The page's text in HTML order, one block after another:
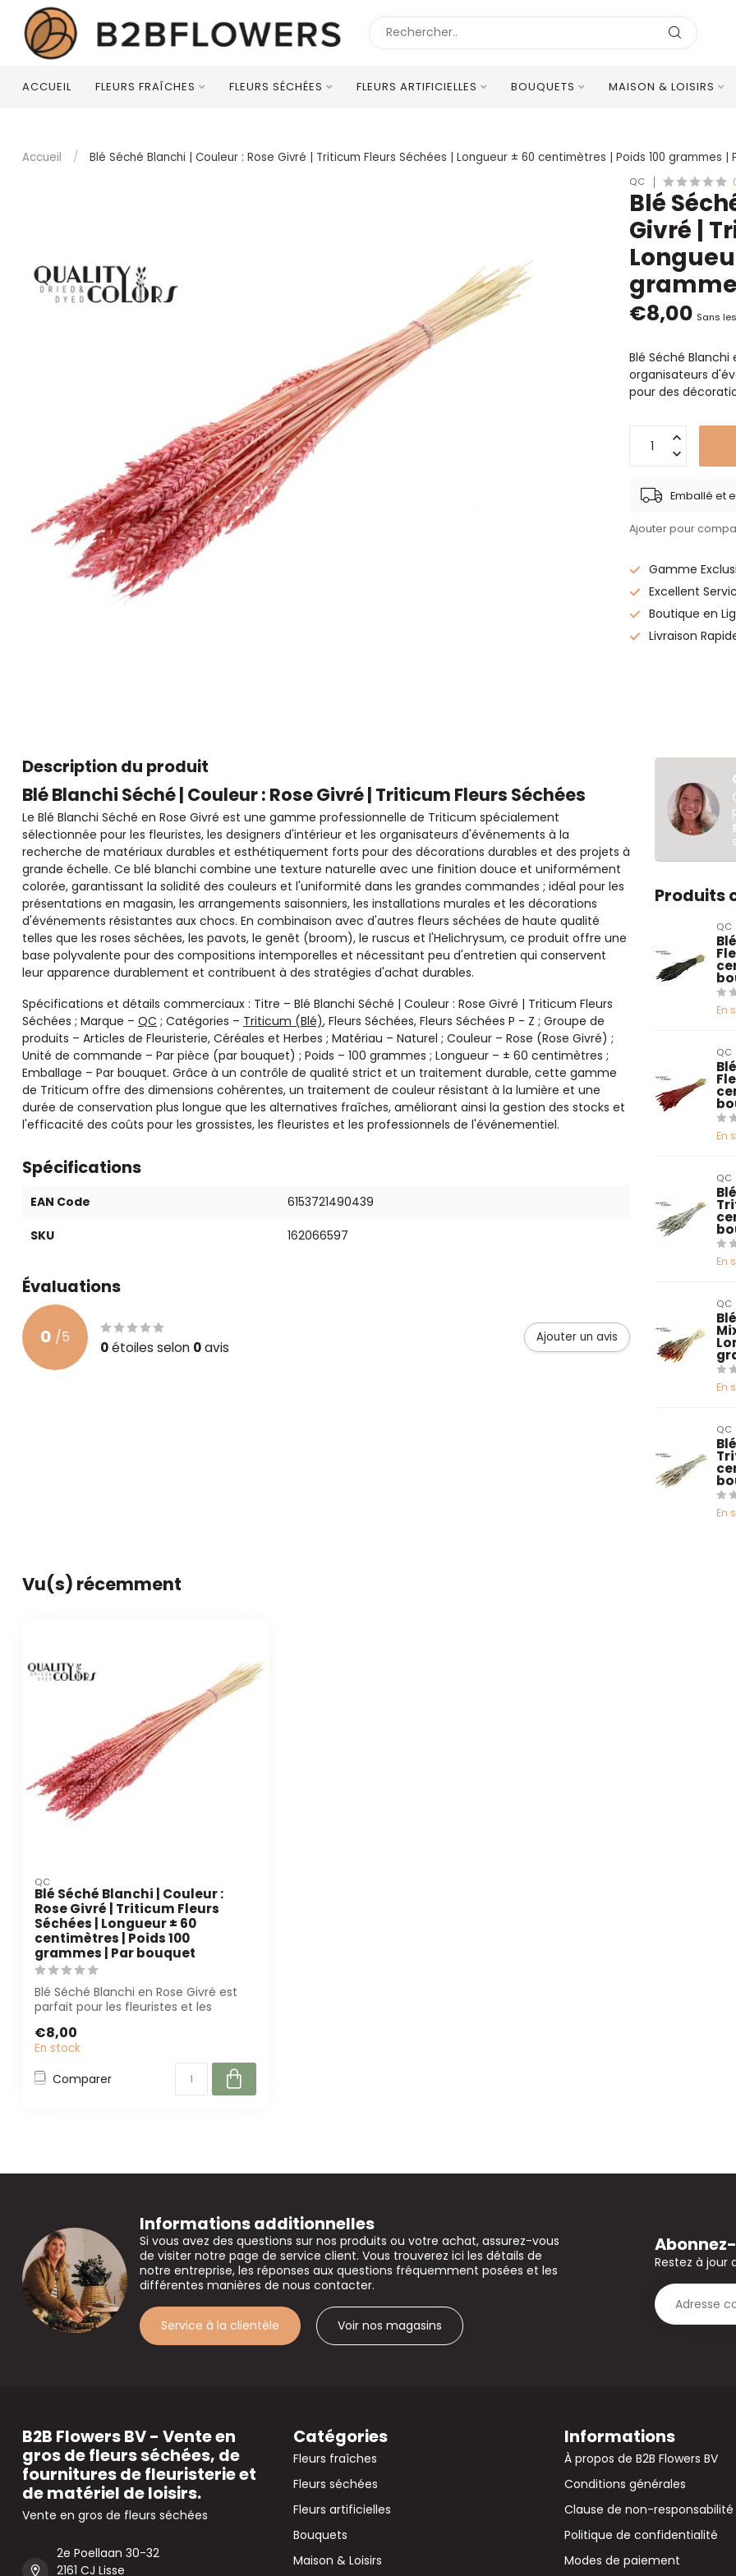
ACCUEIL FLEURS FRAÎCHES FLEURS SÉCHÉES FLEURS ARTIFICIELLES BOUQUETS MAISON & LOISIRS
Accueil / Blé Séché Blanchi | Couleur : Rose Givré | Triticum Fleurs Séchées | Longueur ± 60 centimètres | Poids 100 grammes |
QC
Blé
Givré |
€8,00 Sans
Blé Séché
organisateurs
pour des
Emballé et
Ajouter pour
Gamme
Excellent
Boutique en
Livraison
Description du produit
Blé Blanchi Séché | Couleur : Rose Givré | Triticum Fleurs Séchées
Le Blé Blanchi Séché en Rose Givré est une gamme professionnelle de Triticum spécialement
sélectionnée pour les fleuristes, les designers d'intérieur et les organisateurs d'événements à la
recherche de matériaux durables et esthétiquement forts pour des décorations durables et des projets à
grande échelle. Ce blé blanchi combine une texture naturelle avec une finition douce et uniformément
colorée, garantissant la solidité des couleurs et l'uniformité dans les grandes commandes ; idéal pour les
présentations en magasin, les arrangements saisonniers, les installations murales et les décorations
d'événements résistantes aux chocs. En combinaison avec d'autres fleurs séchées de haute qualité
telles que les roses séchées, les pavots, le genêt (broom), le ruscus et l'Helichrysum, ce produit offre une
base polyvalente pour des compositions intemporelles et nécessitant peu d'entretien qui conservent
leur apparence durablement et contribuent à des stratégies d'achat durables.
Spécifications et détails commerciaux : Titre – Blé Blanchi Séché | Couleur : Rose Givré | Triticum Fleurs
Séchées ; Marque – QC ; Catégories – Triticum (Blé), Fleurs Séchées, Fleurs Séchées P - Z ; Groupe de
produits – Articles de Fleuristerie, Céréales et Herbes ; Matériau – Naturel ; Couleur – Rose (Rose Givré) ;
Unité de commande – Par pièce (par bouquet) ; Poids – 100 grammes ; Longueur – ± 60 centimètres ;
Emballage – Par bouquet. Grâce à un contrôle de qualité strict et un traitement durable, cette gamme
de Triticum offre des dimensions cohérentes, un traitement de couleur résistant à la lumière et une
durée de conservation plus longue que les alternatives fraîches, améliorant ainsi la gestion des stocks et
l'efficacité des coûts pour les grossistes, les fleuristes et les professionnels de l'événementiel.
Spécifications
EAN Code 6153721490439
SKU 162066597
Évaluations
0 /5
0étoiles selon 0avis
Ajouter un avis
Produits
QC
En
QC
En
QC
En
QC
En
QC
En
Vu(s) récemment
QC
Blé Séché Blanchi | Couleur :
Rose Givré | Triticum Fleurs
Séchées | Longueur ± 60
centimètres | Poids 100
grammes | Par bouquet
Blé Séché Blanchi en Rose Givré est
parfait pour les fleuristes et les
€8,00
En stock
Comparer
Informations additionnelles
Si vous avez des questions sur nos produits ou votre achat, assurez-vous
de visiter notre page de service client. Vous trouverez ici les détails de
notre entreprise, les réponses aux questions fréquemment posées et les
différentes manières de nous contacter.
Service à la clientèle Voir nos magasins
Restez à jour
B2B Flowers BV - Vente en
gros de fleurs séchées, de
fournitures de fleuristerie et
de matériel de loisirs.
Vente en gros de fleurs séchées
2e Poellaan 30-32
2161 CJ Lisse
Catégories
Fleurs fraîches
Fleurs séchées
Fleurs artificielles
Bouquets
Maison & Loisirs
Informations
À propos de B2B Flowers BV
Conditions générales
Clause de non-responsabilité
Politique de confidentialité
Modes de paiement